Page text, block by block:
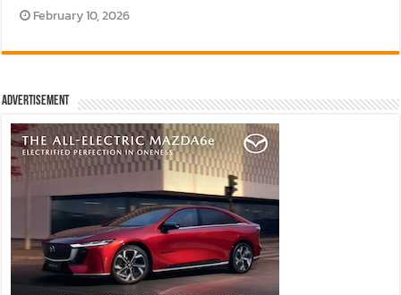
February 10, 2026
Advertisement